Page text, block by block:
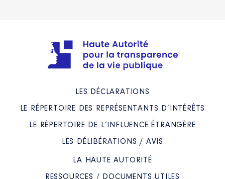
LES DÉCLARATIONS
LE RÉPERTOIRE DES REPRÉSENTANTS D’INTÉRÊTS
LE RÉPERTOIRE DE L’INFLUENCE ÉTRANGÈRE
LES DÉLIBÉRATIONS / AVIS
LA HAUTE AUTORITÉ
RESSOURCES / DOCUMENTS UTILES